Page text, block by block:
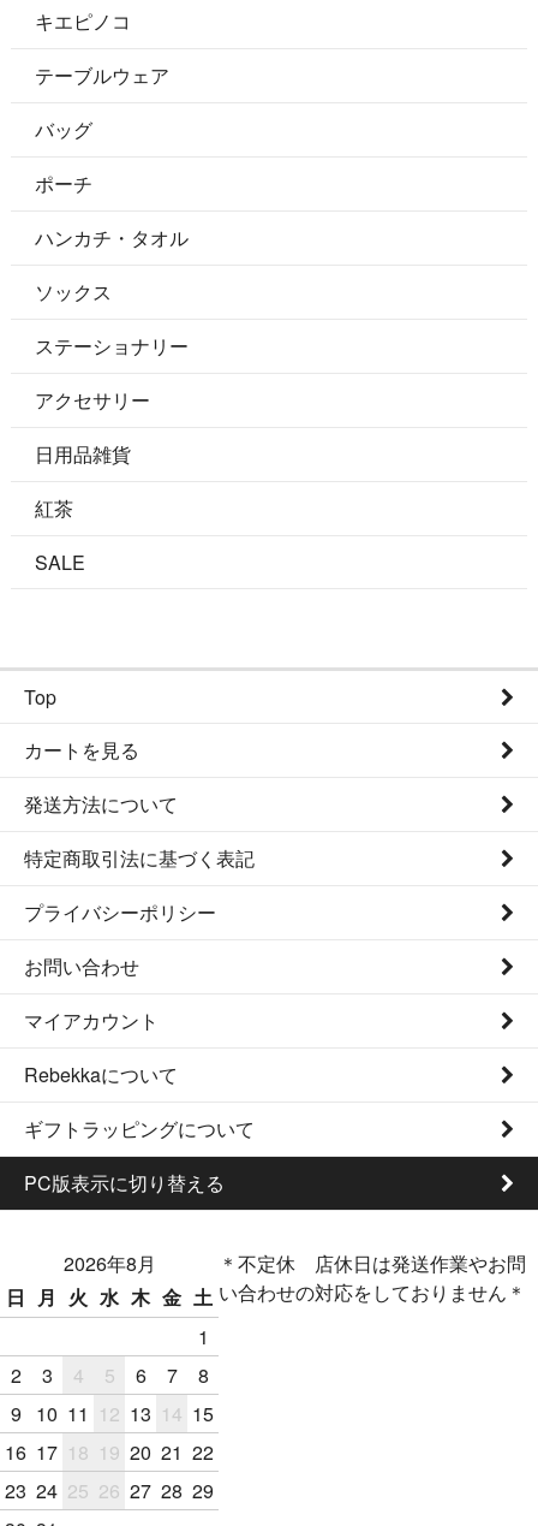
キエピノコ
テーブルウェア
バッグ
ポーチ
ハンカチ・タオル
ソックス
ステーショナリー
アクセサリー
日用品雑貨
紅茶
SALE
Top
カートを見る
発送方法について
特定商取引法に基づく表記
プライバシーポリシー
お問い合わせ
マイアカウント
Rebekkaについて
ギフトラッピングについて
PC版表示に切り替える
2026年8月
日
月 火 水 木 金 土
1
2
3 4 5 6 7
8
9
10 11 12 13 14 15
16 17 18 19 20 21 22
23 24 25 26 27 28 29
＊不定休 店休日は発送作業やお問
い合わせの対応をしておりません＊